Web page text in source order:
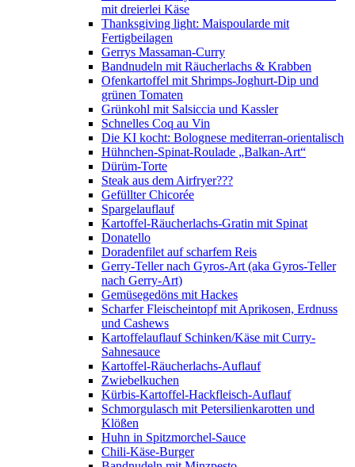
mit dreierlei Käse
Thanksgiving light: Maispoularde mit
Fertigbeilagen
Gerrys Massaman-Curry
Bandnudeln mit Räucherlachs & Krabben
Ofenkartoffel mit Shrimps-Joghurt-Dip und
grünen Tomaten
Grünkohl mit Salsiccia und Kassler
Schnelles Coq au Vin
Die KI kocht: Bolognese mediterran-orientalisch
Hühnchen-Spinat-Roulade „Balkan-Art“
Dürüm-Torte
Steak aus dem Airfryer???
Gefüllter Chicorée
Spargelauflauf
Kartoffel-Räucherlachs-Gratin mit Spinat
Donatello
Doradenfilet auf scharfem Reis
Gerry-Teller nach Gyros-Art (aka Gyros-Teller
nach Gerry-Art)
Gemüsegedöns mit Hackes
Scharfer Fleischeintopf mit Aprikosen, Erdnuss
und Cashews
Kartoffelauflauf Schinken/Käse mit Curry-
Sahnesauce
Kartoffel-Räucherlachs-Auflauf
Zwiebelkuchen
Kürbis-Kartoffel-Hackfleisch-Auflauf
Schmorgulasch mit Petersilienkarotten und
Klößen
Huhn in Spitzmorchel-Sauce
Chili-Käse-Burger